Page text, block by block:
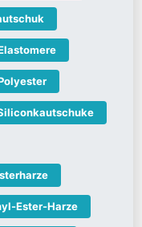
Ester-Harze